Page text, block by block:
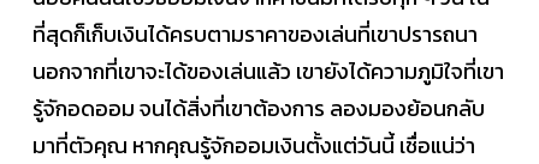
ที่สุดก็เก็บเงินได้ครบตามราคาของเล่นที่เขาปรารถนา
นอกจากที่เขาจะได้ของเล่นแล้ว เขายังได้ความภูมิใจที่เขา
รู้จักอดออม จนได้สิ่งที่เขาต้องการ ลองมองย้อนกลับ
มาที่ตัวคุณ หากคุณรู้จักออมเงินตั้งแต่วันนี้ เชื่อแน่ว่า